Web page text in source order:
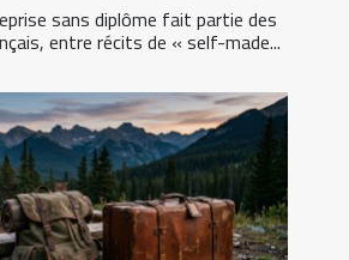
sans diplôme fait partie des
entre récits de « self-made...